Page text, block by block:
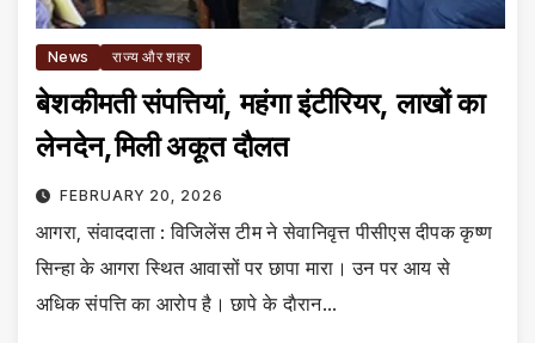
News राज्य और शहर
बेशकीमती संपत्तियां, महंगा इंटीरियर, लाखों का
लेनदेन,मिली अकूत दाैलत
FEBRUARY 20, 2026
आगरा, संवाददाता : विजिलेंस टीम ने सेवानिवृत्त पीसीएस दीपक कृष्ण
सिन्हा के आगरा स्थित आवासों पर छापा मारा। उन पर आय से
अधिक संपत्ति का आरोप है। छापे के दाैरान…